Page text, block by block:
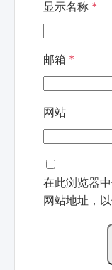
显示名称 *
邮箱 *
网站
在此浏览器
网站地址，